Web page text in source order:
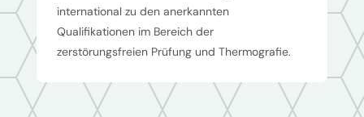
international zu den anerkannten
Qualifikationen im Bereich der
zerstörungsfreien Prüfung und Thermografie.